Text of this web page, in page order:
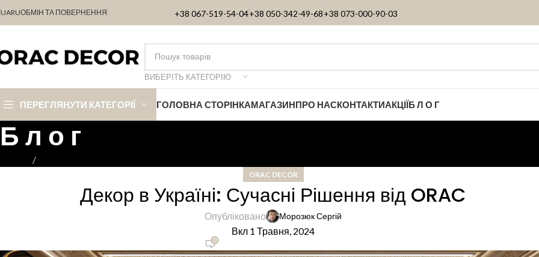
UARUОБМІН ТА ПОВЕРНЕННЯ +38 067-519-54-04+38 050-342-49-68+38 073-000-90-03
ВИБЕРІТЬ КАТЕГОРІЮ
ПЕРЕГЛЯНУТИ КАТЕГОРІЇ ГОЛОВНА СТОРІНКАМАГАЗИНПРО НАСКОНТАКТИАКЦІЇБ Л О Г
Б л о г
ORAC DECOR
Декор в Україні: Сучасні Рішення від ORAC
Опубліковано Морозюк Сергій
Вкл 1 Травня, 2024
0